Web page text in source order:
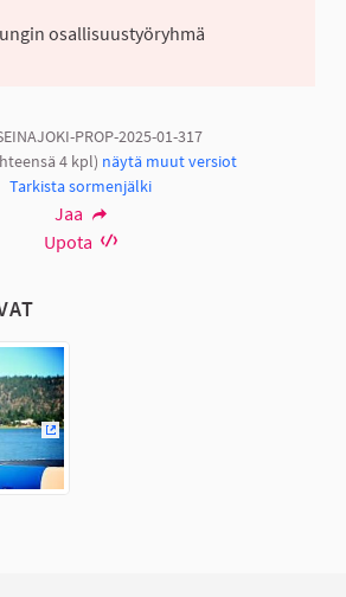
osallisuustyöryhmä
PROP-2025-01-317
4 kpl) näytä muut versiot
Tarkista sormenjälki
Jaa
Upota
(Ulkoinen linkki)